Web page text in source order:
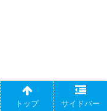
トップ サイドバー